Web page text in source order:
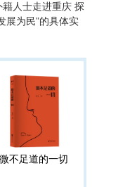
籍人士走进重庆 探
展为民”的具体实
微不足道的一切